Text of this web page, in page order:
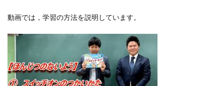
動画では，学習の方法を説明しています。